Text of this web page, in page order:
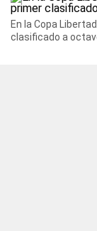
En la Copa
clasificado a